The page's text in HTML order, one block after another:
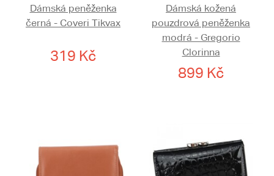
Dámská peněženka
černá - Coveri Tikvax
319 Kč
Dámská kožená
pouzdrová peněženka
modrá - Gregorio
Clorinna
899 Kč